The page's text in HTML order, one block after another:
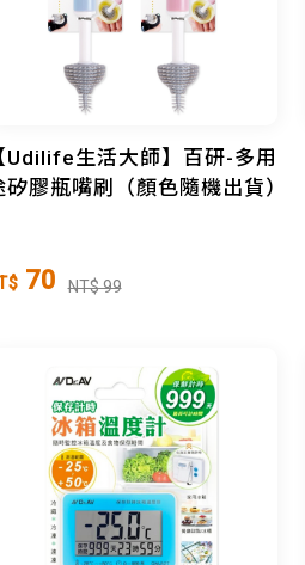
Udilife生活大師】百研-多用
矽膠瓶嘴刷（顏色隨機出貨）
70 NT$ 99